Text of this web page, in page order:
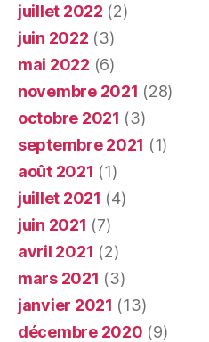
juillet 2022 (2)
juin 2022 (3)
mai 2022 (6)
novembre 2021 (28)
octobre 2021 (3)
septembre 2021 (1)
août 2021 (1)
juillet 2021 (4)
juin 2021 (7)
avril 2021 (2)
mars 2021 (3)
janvier 2021 (13)
décembre 2020 (9)